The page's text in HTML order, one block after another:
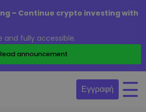
– Continue crypto investing with
and fully accessible.
announcement
Εγγραφή